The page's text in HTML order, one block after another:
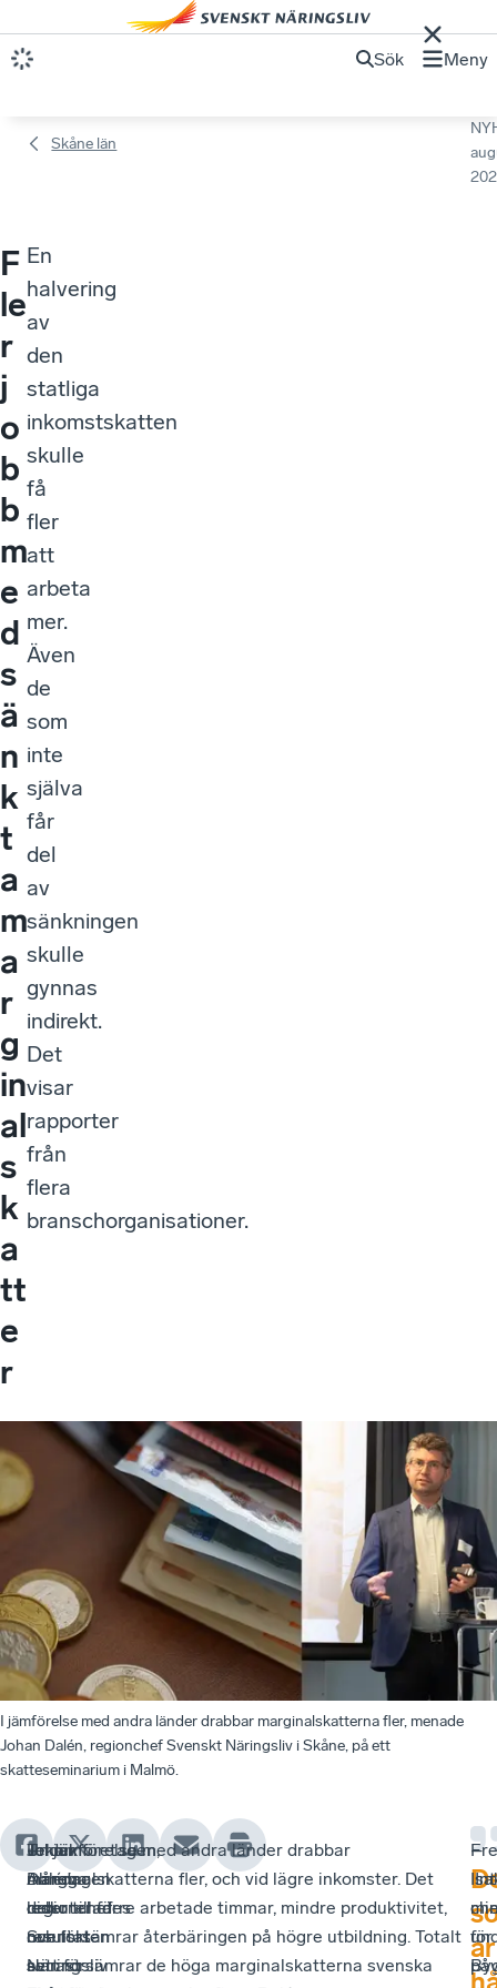
Sök Meny
Skåne län
F
le
r
j
o
b
b
m
e
d
s
ä
n
k
t
a
m
a
r
g
in
al
s
k
a
tt
e
r
En
halvering
av
den
statliga
inkomstskatten
skulle
få
fler
att
arbeta
mer.
Även
de
som
inte
själva
får
del
av
sänkningen
skulle
gynnas
indirekt.
Det
visar
rapporter
från
flera
branschorganisationer.
I jämförelse med andra länder drabbar marginalskatterna fler, menade
Johan Dalén, regionchef Svenskt Näringsliv i Skåne, på ett
skatteseminarium i Malmö.
Teknikföretagen,
Almega
och
nu
senast
Under
måndagen
diskuterades
resultaten
av
Johan
Dalén,
regionchef
Svenskt
Näringsliv
– I jämförelse med andra länder drabbar
marginalskatterna fler, och vid lägre inkomster. Det
leder till färre arbetade timmar, mindre produktivitet,
och försämrar återbäringen på högre utbildning. Totalt
sett försämrar de höga marginalskatterna svenska
för
–